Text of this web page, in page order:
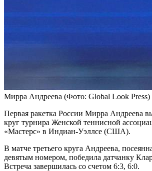
Мирра Андреева (Фото: Global Look Press)
Первая ракетка России Мирра Андреева
круг турнира Женской теннисной
«Мастерс» в Индиан-Уэллсе (США).
В матче третьего круга Андреева,
девятым номером, победила датчанку
Встреча завершилась со счетом 6:3, 6:0.